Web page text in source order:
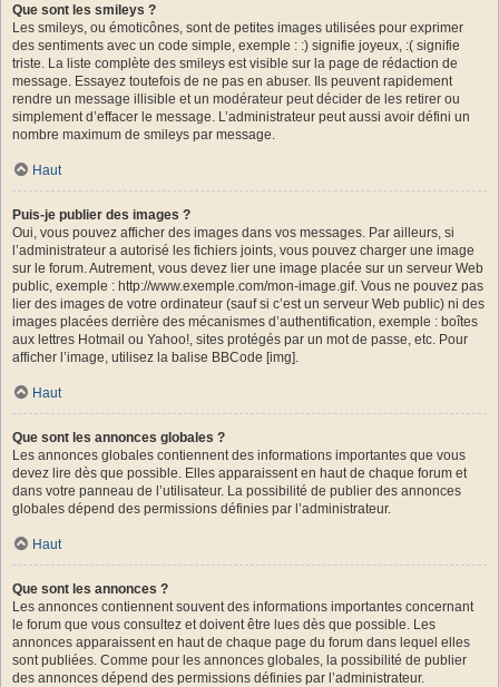
Que sont les smileys ?
Les smileys, ou émoticônes, sont de petites images utilisées pour exprimer
des sentiments avec un code simple, exemple : :) signifie joyeux, :( signifie
triste. La liste complète des smileys est visible sur la page de rédaction de
message. Essayez toutefois de ne pas en abuser. Ils peuvent rapidement
rendre un message illisible et un modérateur peut décider de les retirer ou
simplement d’effacer le message. L’administrateur peut aussi avoir défini un
nombre maximum de smileys par message.
Haut
Puis-je publier des images ?
Oui, vous pouvez afficher des images dans vos messages. Par ailleurs, si
l’administrateur a autorisé les fichiers joints, vous pouvez charger une image
sur le forum. Autrement, vous devez lier une image placée sur un serveur Web
public, exemple : http://www.exemple.com/mon-image.gif. Vous ne pouvez pas
lier des images de votre ordinateur (sauf si c’est un serveur Web public) ni des
images placées derrière des mécanismes d’authentification, exemple : boîtes
aux lettres Hotmail ou Yahoo!, sites protégés par un mot de passe, etc. Pour
afficher l’image, utilisez la balise BBCode [img].
Haut
Que sont les annonces globales ?
Les annonces globales contiennent des informations importantes que vous
devez lire dès que possible. Elles apparaissent en haut de chaque forum et
dans votre panneau de l’utilisateur. La possibilité de publier des annonces
globales dépend des permissions définies par l’administrateur.
Haut
Que sont les annonces ?
Les annonces contiennent souvent des informations importantes concernant
le forum que vous consultez et doivent être lues dès que possible. Les
annonces apparaissent en haut de chaque page du forum dans lequel elles
sont publiées. Comme pour les annonces globales, la possibilité de publier
des annonces dépend des permissions définies par l’administrateur.